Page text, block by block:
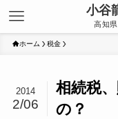
ホーム 税金
相続税
の？
2014
2/06